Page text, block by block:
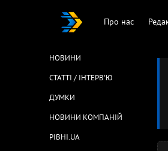
Про нас
НОВИНИ
СТАТТІ / ІНТЕРВ'Ю
ДУМКИ
НОВИНИ КОМПАНІЙ
РІВНІ.UA